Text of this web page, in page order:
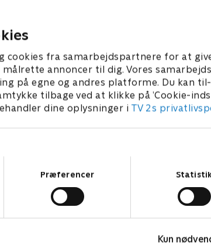
cookies fra samarbejdspartnere for at
annoncer til dig. Vores
på egne og andres platforme. Du kan
tilbage ved at klikke på ’Cookie-
dine oplysninger i TV 2s
Præferencer
Kun
54 min